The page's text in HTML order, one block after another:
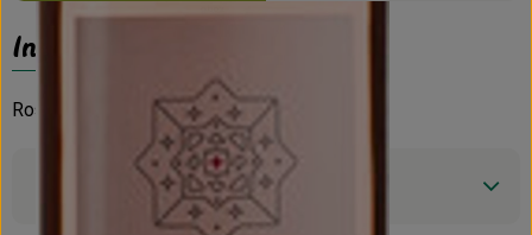
Info
Roséwein
Produktinformationen